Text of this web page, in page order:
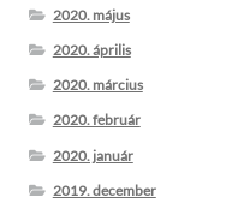
2020. május
2020. április
2020. március
2020. február
2020. január
2019. december